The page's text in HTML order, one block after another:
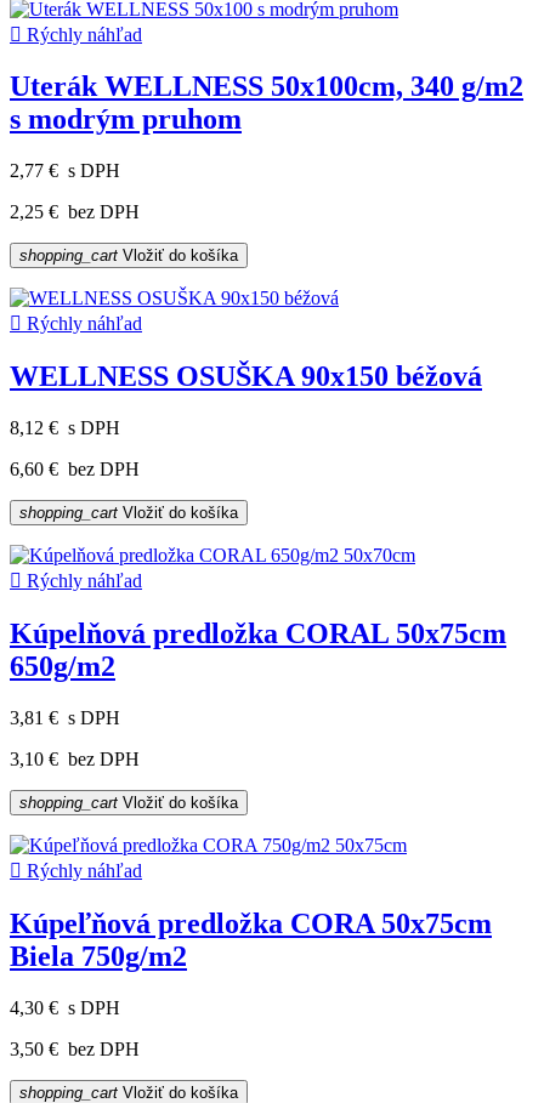
 Rýchly náhľad
Uterák WELLNESS 50x100cm, 340 g/m2
s modrým pruhom
2,77 € s DPH
2,25 € bez DPH
shopping_cart Vložiť do košíka
 Rýchly náhľad
WELLNESS OSUŠKA 90x150 béžová
8,12 € s DPH
6,60 € bez DPH
shopping_cart Vložiť do košíka
 Rýchly náhľad
Kúpelňová predložka CORAL 50x75cm
650g/m2
3,81 € s DPH
3,10 € bez DPH
shopping_cart Vložiť do košíka
 Rýchly náhľad
Kúpeľňová predložka CORA 50x75cm
Biela 750g/m2
4,30 € s DPH
3,50 € bez DPH
shopping_cart Vložiť do košíka